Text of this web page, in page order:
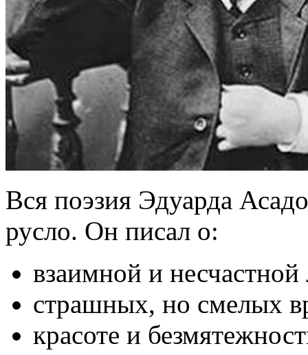
Вся поэзия Эдуарда
русло. Он писал о:
взаимной и
страшных, но смелых
красоте и